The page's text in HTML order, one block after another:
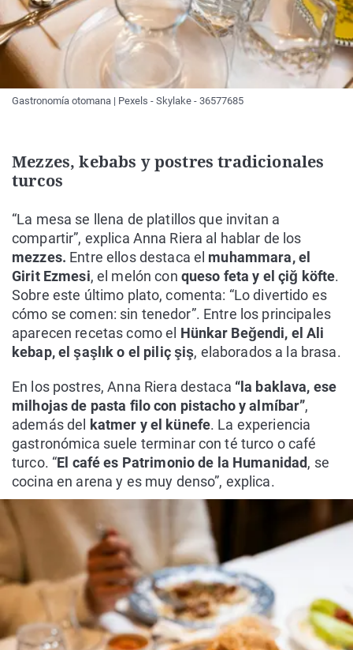
Gastronomía otomana | Pexels - Skylake - 36577685
Mezzes, kebabs y postres tradicionales
turcos
“La mesa se llena de platillos que invitan a
compartir”, explica Anna Riera al hablar de los
mezzes. Entre ellos destaca el muhammara, el
Girit Ezmesi, el melón con queso feta y el çiğ köfte.
Sobre este último plato, comenta: “Lo divertido es
cómo se comen: sin tenedor”. Entre los principales
aparecen recetas como el Hünkar Beğendi, el Ali
kebap, el şaşlık o el piliç şiş, elaborados a la brasa.
En los postres, Anna Riera destaca “la baklava, ese
milhojas de pasta filo con pistacho y almíbar”,
además del
katmer y el künefe. La experiencia
gastronómica suele terminar con té turco o café
turco. “El café es Patrimonio de la Humanidad, se
cocina en arena y es muy denso”, explica.